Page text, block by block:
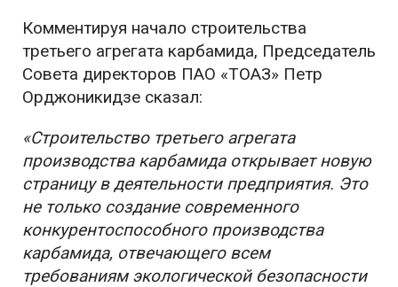
Комментируя начало строительства
третьего агрегата карбамида, Председатель
Совета директоров ПАО «ТОАЗ» Петр
Орджоникидзе сказал:
«Строительство третьего агрегата
производства карбамида открывает новую
страницу в деятельности предприятия. Это
не только создание современного
конкурентоспособного производства
карбамида, отвечающего всем
требованиям экологической безопасности